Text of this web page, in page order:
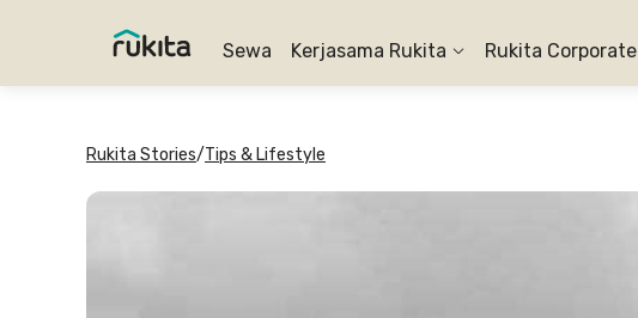
Sewa Kerjasama Rukita Rukita Corporate
Rukita Stories/Tips & Lifestyle